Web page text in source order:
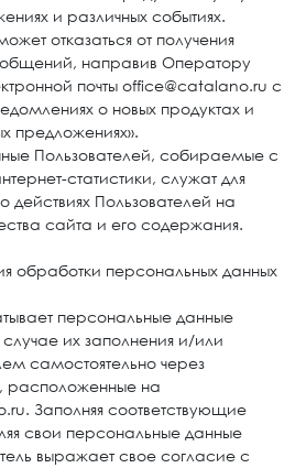
и различных событиях.
отказаться от получения
направив Оператору
почты office@catalano.ru с
о новых продуктах и
предложениях».
Пользователей, собираемые с
статистики, служат для
Пользователей на
сайта и его содержания.
обработки персональных данных
персональные данные
случае их заполнения и/или
самостоятельно через
на
Заполняя соответствующие
свои персональные данные
выражает свое согласие с